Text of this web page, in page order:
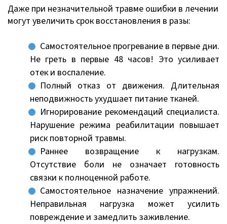
Даже при незначительной травме ошибки в лечении
могут увеличить срок восстановления в разы:
Самостоятельное прогревание в первые дни.
Не греть в первые 48 часов! Это усиливает
отек и воспаление.
Полный отказ от движения. Длительная
неподвижность ухудшает питание тканей.
Игнорирование рекомендаций специалиста.
Нарушение режима реабилитации повышает
риск повторной травмы.
Раннее возвращение к нагрузкам.
Отсутствие боли не означает готовность
связки к полноценной работе.
Самостоятельное назначение упражнений.
Неправильная нагрузка может усилить
повреждение и замедлить заживление.